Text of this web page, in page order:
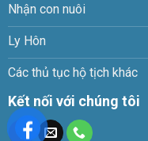
Nhận con nuôi
Ly Hôn
Các thủ tục hộ tịch khác
Kết nối với chúng tôi